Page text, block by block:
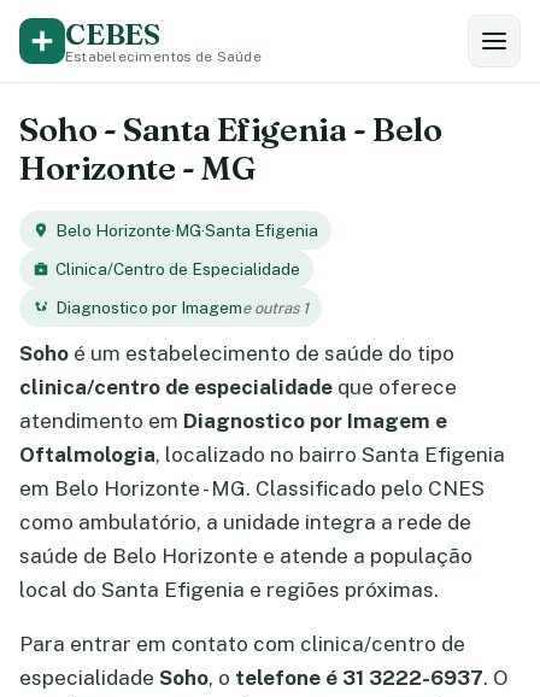
CEBES
Estabelecimentos de Saúde
Soho - Santa Efigenia - Belo
Horizonte - MG
Belo Horizonte·MG·Santa Efigenia
Clinica/Centro de Especialidade
Diagnostico por Imageme outras 1
Soho é um estabelecimento de saúde do tipo
clinica/centro de especialidade que oferece
atendimento em Diagnostico por Imagem e
Oftalmologia, localizado no bairro Santa Efigenia
em Belo Horizonte - MG. Classificado pelo CNES
como ambulatório, a unidade integra a rede de
saúde de Belo Horizonte e atende a população
local do Santa Efigenia e regiões próximas.
Para entrar em contato com clinica/centro de
especialidade Soho, o telefone é 31 3222-6937. O